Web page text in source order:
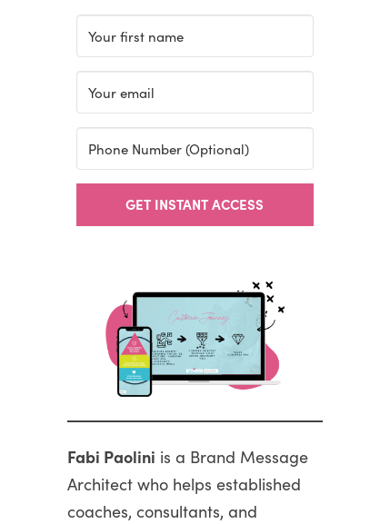
GET INSTANT ACCESS
Fabi Paolini is a Brand Message
Architect who helps established
coaches, consultants, and